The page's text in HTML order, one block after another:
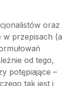
oraz
w przepisach (a
od tego,
potępiające –
tak jest i